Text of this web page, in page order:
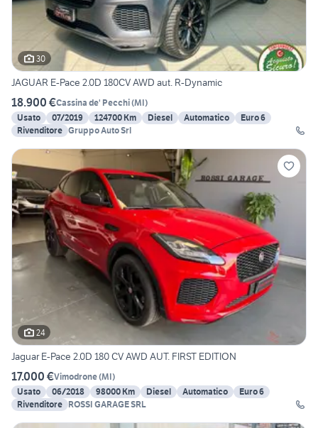
30
JAGUAR E-Pace 2.0D 180CV AWD aut. R-Dynamic
18.900 €Cassina de' Pecchi(MI)
Usato
07/2019 124700 Km Diesel Automatico
Euro 6
Rivenditore Gruppo Auto Srl
24
Jaguar E-Pace 2.0D 180 CV AWD AUT. FIRST EDITION
17.000 €Vimodrone(MI)
Usato
06/2018 98000 Km Diesel Automatico
Euro 6
Rivenditore ROSSI GARAGE SRL